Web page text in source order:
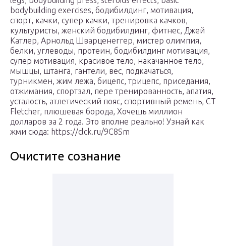
bodybuilding exercises, бодибилдинг, мотивация,
спорт, качки, супер качки, тренировка качков,
культуристы, женский бодибилдинг, фитнес, Джей
Катлер, Арнольд Шварценеггер, мистер олимпия,
белки, углеводы, протеин, бодибилдинг мотивация,
супер мотивация, красивое тело, накачанное тело,
мышцы, штанга, гантели, вес, подкачаться,
турникмен, жим лежа, бицепс, трицепс, приседания,
отжимания, спортзал, пере тренированность, апатия,
усталость, атлетический пояс, спортивный ремень, CT
Fletcher, плюшевая борода, Хочешь миллион
долларов за 2 года. Это вполне реально! Узнай как
жми сюда: https://clck.ru/9C8Sm
Очистите сознание